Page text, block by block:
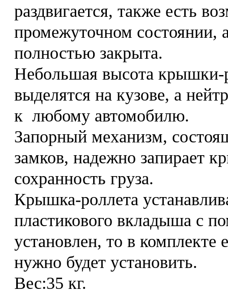
раздвигается, также есть
промежуточном состоянии,
полностью закрыта.
Небольшая высота крышки-
выделятся на кузове, а
к любому автомобилю.
Запорный механизм,
замков, надежно запирает
сохранность груза.
Крышка-роллета
пластикового вкладыша с
установлен, то в комплекте
нужно будет установить.
Вес:35 кг.